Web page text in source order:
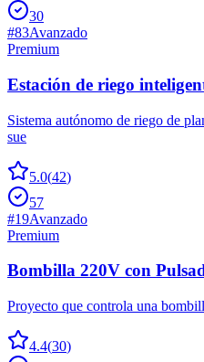
30
#83Avanzado
Premium
Estación de riego
Sistema autónomo de riego de
sue
5.0(42)
57
#19Avanzado
Premium
Bombilla 220V con
Proyecto que controla una
4.4(30)